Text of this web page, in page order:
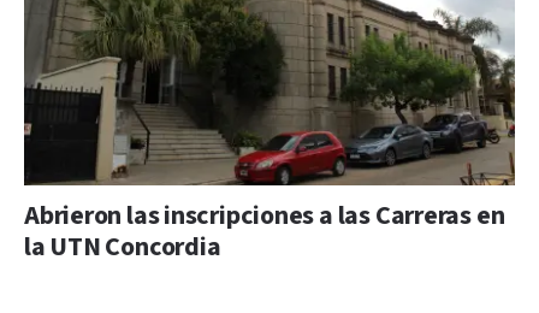
Abrieron las inscripciones a las Carreras en
la UTN Concordia